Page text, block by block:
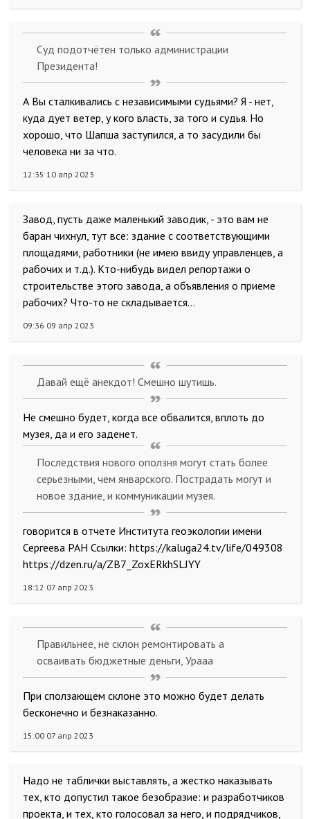
Суд подотчётен только администрации
Президента!
А Вы сталкивались с независимыми судьями? Я - нет,
куда дует ветер, у кого власть, за того и судья. Но
хорошо, что Шапша заступился, а то засудили бы
человека ни за что.
12:35 10 апр 2023
Завод, пусть даже маленький заводик, - это вам не
баран чихнул, тут все: здание с соответствующими
площадями, работники (не имею ввиду управленцев, а
рабочих и т.д.). Кто-нибудь видел репортажи о
строительстве этого завода, а объявления о приеме
рабочих? Что-то не складывается...
09:36 09 апр 2023
Давай ещё анекдот! Смешно шутишь.
Не смешно будет, когда все обвалится, вплоть до
музея, да и его заденет.
Последствия нового оползня могут стать более
серьезными, чем январского. Пострадать могут и
новое здание, и коммуникации музея.
говорится в отчете Института геоэкологии имени
Сергеева РАН Ссылки: https://kaluga24.tv/life/049308
https://dzen.ru/a/ZB7_ZoxERkhSLJYY
18:12 07 апр 2023
Правильнее, не склон ремонтировать а
осваивать бюджетные деньги, Урааа
При сползающем склоне это можно будет делать
бесконечно и безнаказанно.
15:00 07 апр 2023
Надо не таблички выставлять, а жестко наказывать
тех, кто допустил такое безобразие: и разработчиков
проекта, и тех, кто голосовал за него, и подрядчиков,